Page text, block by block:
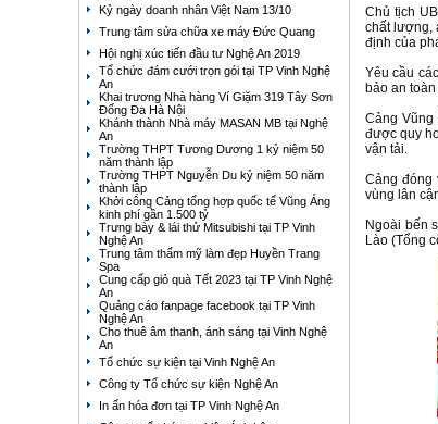
Kỷ ngày doanh nhân Việt Nam 13/10
Trung tâm sửa chữa xe máy Đức Quang
Hội nghị xúc tiến đầu tư Nghệ An 2019
Tổ chức đám cưới trọn gói tại TP Vinh Nghệ
An
Khai trương Nhà hàng Ví Giặm 319 Tây Sơn
Đống Đa Hà Nội
Khánh thành Nhà máy MASAN MB tại Nghệ
An
Trường THPT Tương Dương 1 kỷ niệm 50
năm thành lập
Trường THPT Nguyễn Du kỷ niệm 50 năm
thành lập
Khởi công Cảng tổng hợp quốc tế Vũng Áng
kinh phí gần 1.500 tỷ
Trưng bày & lái thử Mitsubishi tại TP Vinh
Nghệ An
Trung tâm thẩm mỹ làm đẹp Huyền Trang
Spa
Cung cấp giỏ quà Tết 2023 tại TP Vinh Nghệ
An
Quảng cáo fanpage facebook tại TP Vinh
Nghệ An
Cho thuê âm thanh, ánh sáng tại Vinh Nghệ
An
Tổ chức sự kiện tại Vinh Nghệ An
Công ty Tổ chức sự kiện Nghệ An
In ấn hóa đơn tại TP Vinh Nghệ An
Chủ tịch
chất lượng,
định của
Yêu cầu
bảo an
Cảng Vũng
được quy
vận tải.
Cảng đóng
vùng lân
Ngoài bến
Lào (Tổng